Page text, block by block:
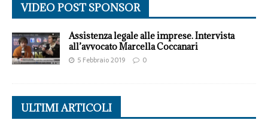
VIDEO POST SPONSOR
Assistenza legale alle imprese. Intervista
all’avvocato Marcella Coccanari
5 Febbraio 2019 0
ULTIMI ARTICOLI